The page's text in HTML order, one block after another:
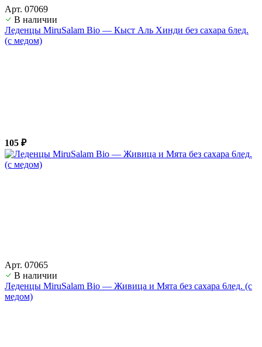
Арт. 07069
В наличии
Леденцы MiruSalam Bio — Кыст Аль Хинди без сахара 6лед.
(с медом)
105 ₽
Арт. 07065
В наличии
Леденцы MiruSalam Bio — Живица и Мята без сахара 6лед. (с
медом)